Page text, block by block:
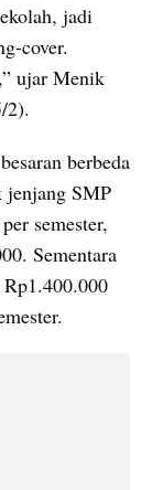
jadi
cover.
ujar Menik
2).
berbeda
jenjang SMP
semester,
Sementara